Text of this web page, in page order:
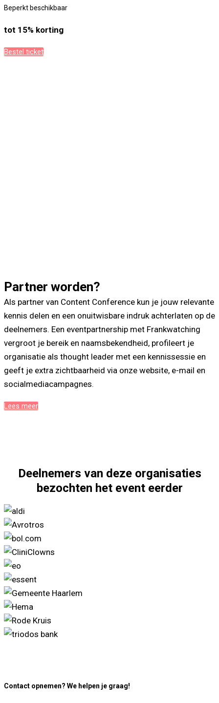
Beperkt beschikbaar
tot 15% korting
Bestel ticket
Partner worden?
Als partner van Content Conference kun je jouw relevante
kennis delen en een onuitwisbare indruk achterlaten op de
deelnemers. Een eventpartnership met Frankwatching
vergroot je bereik en naamsbekendheid, profileert je
organisatie als thought leader met een kennissessie en
geeft je extra zichtbaarheid via onze website, e-mail en
socialmedia­campagnes.
Lees meer
Deelnemers van deze organisaties
bezochten het event eerder
Contact opnemen? We helpen je graag!